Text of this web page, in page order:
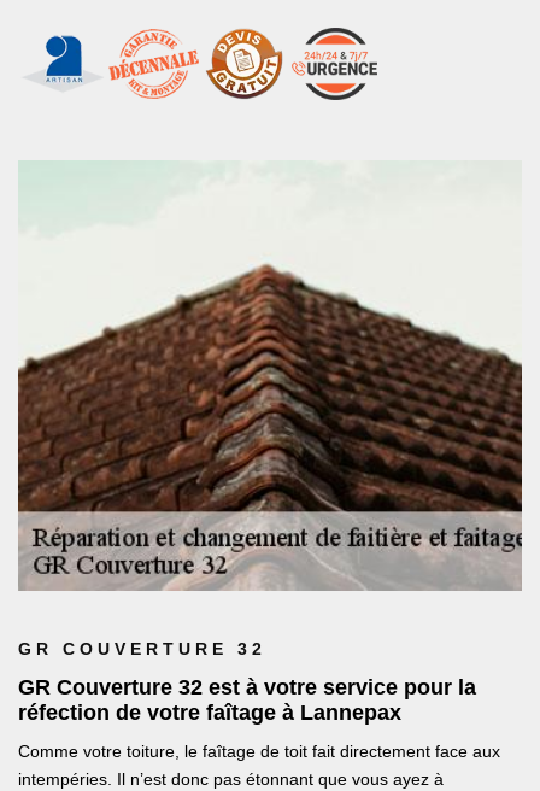
GR COUVERTURE 32
GR Couverture 32 est à votre service pour la
réfection de votre faîtage à Lannepax
Comme votre toiture, le faîtage de toit fait directement face aux
intempéries. Il n’est donc pas étonnant que vous ayez à